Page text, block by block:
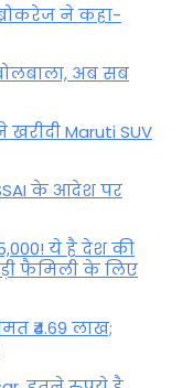
ने कहा-
अब सब
Maruti SUV
के आदेश पर
ये है देश की
फैमिली के लिए
₹4.69 लाख;